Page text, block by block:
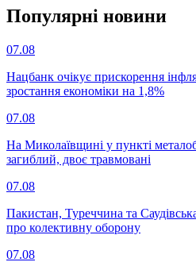
Популярнi новини
07.08
Нацбанк очікує прискорення
зростання економіки на 1,8%
07.08
На Миколаївщині у пункті
загиблий, двоє травмовані
07.08
Пакистан, Туреччина та
про колективну оборону
07.08